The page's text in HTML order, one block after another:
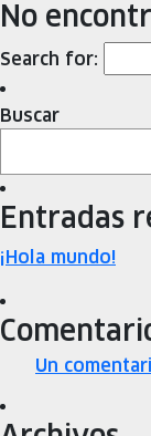
No
Search for:
Buscar
Entradas
¡Hola mundo!
Un